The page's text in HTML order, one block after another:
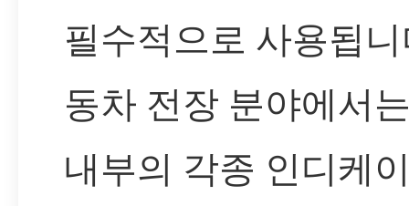
필수적으로 사용됩
동차 전장 분야에서
내부의 각종 인디케